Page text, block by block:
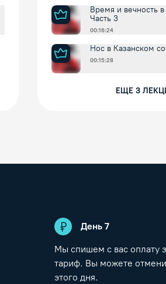
Время и вечность в
Часть 3
00:16:24
Нос в Казанском
00:15:28
ЕЩЕ 3
День7
Мы спишем с вас оплату
тариф. Вы можете
этого дня.